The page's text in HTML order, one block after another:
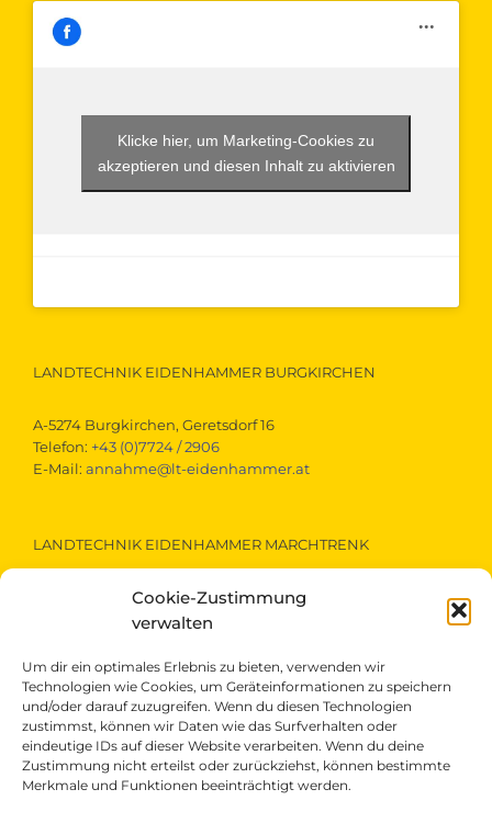
Cookie-Zustimmung
verwalten
Um dir ein optimales Erlebnis zu bieten, verwenden wir
Technologien wie Cookies, um Geräteinformationen zu speichern
und/oder darauf zuzugreifen. Wenn du diesen Technologien
zustimmst, können wir Daten wie das Surfverhalten oder
eindeutige IDs auf dieser Website verarbeiten. Wenn du deine
Zustimmung nicht erteilst oder zurückziehst, können bestimmte
Merkmale und Funktionen beeinträchtigt werden.
Klicke hier, um Marketing-Cookies zu
akzeptieren und diesen Inhalt zu aktivieren
LANDTECHNIK EIDENHAMMER BURGKIRCHEN
A-5274 Burgkirchen, Geretsdorf 16
Telefon: +43 (0)7724 / 2906
E-Mail: annahme@lt-eidenhammer.at
LANDTECHNIK EIDENHAMMER MARCHTRENK
A-4614 Marchtrenk, Gewerbestraße 15
+43 (0)7243 / 52290
LANDTECHNIK EIDENHAMMER ST.VEIT/PONGAU
A-5621 St.Veit/Pongau, Gewerbepark 1
Telefon: +43 (0)6415 / 5607